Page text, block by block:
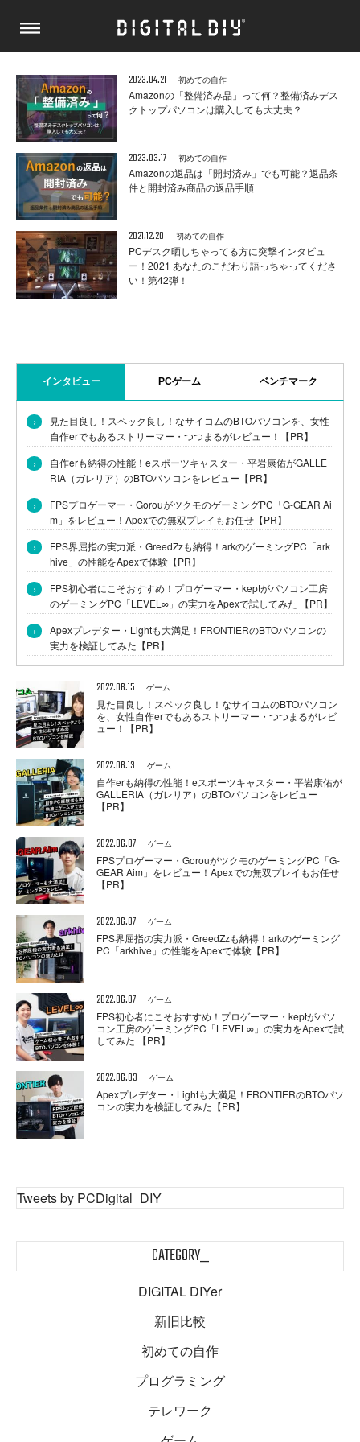
2023.04.21 初めての自作
Amazonの「整備済み品」って何？整備済みデス
クトップパソコンは購入しても大丈夫？
2023.03.17 初めての自作
Amazonの返品は「開封済み」でも可能？返品条
件と開封済み商品の返品手順
2021.12.20 初めての自作
PCデスク晒しちゃってる方に突撃インタビュ
ー！2021 あなたのこだわり語っちゃってくださ
い！第42弾！
インタビュー PCゲーム ベンチマーク
›
見た目良し！スペック良し！なサイコムのBTOパソコンを、女性
自作erでもあるストリーマー・つつまるがレビュー！【PR】
›
自作erも納得の性能！eスポーツキャスター・平岩康佑がGALLE
RIA（ガレリア）のBTOパソコンをレビュー【PR】
›
FPSプロゲーマー・GorouがツクモのゲーミングPC「G-GEAR Ai
m」をレビュー！Apexでの無双プレイもお任せ【PR】
›
FPS界屈指の実力派・GreedZzも納得！arkのゲーミングPC「ark
hive」の性能をApexで体験【PR】
›
FPS初心者にこそおすすめ！プロゲーマー・keptがパソコン工房
のゲーミングPC「LEVEL∞」の実力をApexで試してみた 【PR】
›
Apexプレデター・Lightも大満足！FRONTIERのBTOパソコンの
実力を検証してみた【PR】
2022.06.15 ゲーム
見た目良し！スペック良し！なサイコムのBTOパソコン
を、女性自作erでもあるストリーマー・つつまるがレビ
ュー！【PR】
2022.06.13 ゲーム
自作erも納得の性能！eスポーツキャスター・平岩康佑が
GALLERIA（ガレリア）のBTOパソコンをレビュー
【PR】
2022.06.07 ゲーム
FPSプロゲーマー・GorouがツクモのゲーミングPC「G-
GEAR Aim」をレビュー！Apexでの無双プレイもお任せ
【PR】
2022.06.07 ゲーム
FPS界屈指の実力派・GreedZzも納得！arkのゲーミング
PC「arkhive」の性能をApexで体験【PR】
2022.06.07 ゲーム
FPS初心者にこそおすすめ！プロゲーマー・keptがパソ
コン工房のゲーミングPC「LEVEL∞」の実力をApexで試
してみた 【PR】
2022.06.03 ゲーム
Apexプレデター・Lightも大満足！FRONTIERのBTOパソ
コンの実力を検証してみた【PR】
Tweets by PCDigital_DIY
CATEGORY_
DIGITAL DIYer
新旧比較
初めての自作
プログラミング
テレワーク